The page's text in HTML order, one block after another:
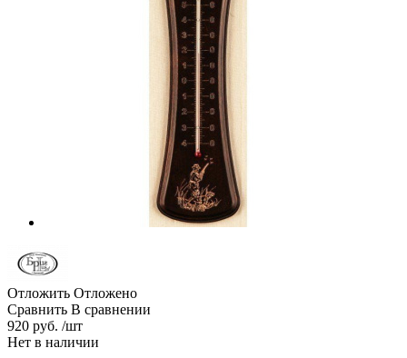
Отложить Отложено
Сравнить В сравнении
920 руб. /шт
Нет в наличии